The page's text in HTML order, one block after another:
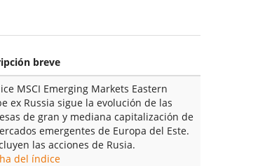
breve
MSCI Emerging Markets Eastern
ex Russia sigue la evolución de las
de gran y mediana capitalización de
emergentes de Europa del Este.
las acciones de Rusia.
del índice